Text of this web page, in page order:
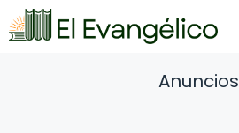
Saltar
al
Anuncios